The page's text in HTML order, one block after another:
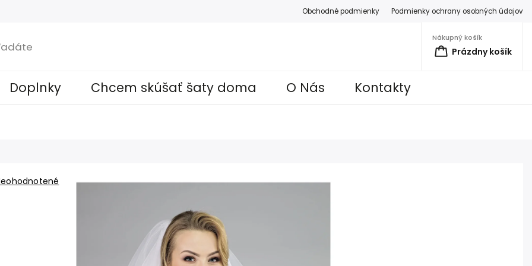
Obchodné podmienky Podmienky ochrany osobných údajov
Nákupný košík
Prázdny košík
Doplnky Chcem skúšať šaty doma O Nás Kontakty